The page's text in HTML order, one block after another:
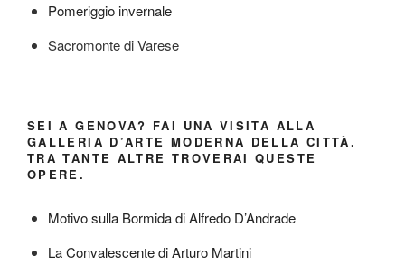
Pomeriggio invernale
Sacromonte di Varese
SEI A GENOVA? FAI UNA VISITA ALLA
GALLERIA D’ARTE MODERNA DELLA CITTÀ.
TRA TANTE ALTRE TROVERAI QUESTE
OPERE.
Motivo sulla Bormida di Alfredo D’Andrade
La Convalescente di Arturo Martini